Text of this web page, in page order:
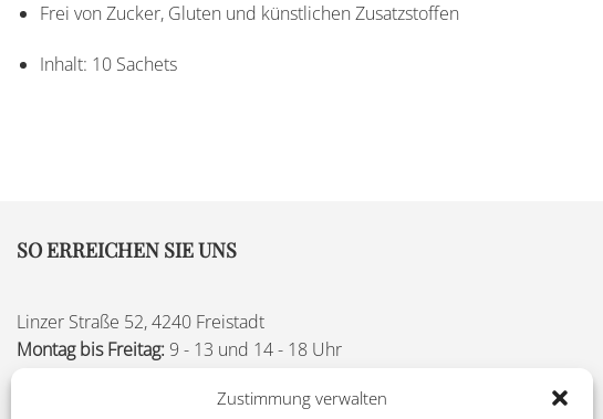
Zustimmung verwalten
Frei von Zucker, Gluten und künstlichen Zusatzstoffen
Inhalt: 10 Sachets
SO ERREICHEN SIE UNS
Linzer Straße 52, 4240 Freistadt
Montag bis Freitag: 9 - 13 und 14 - 18 Uhr